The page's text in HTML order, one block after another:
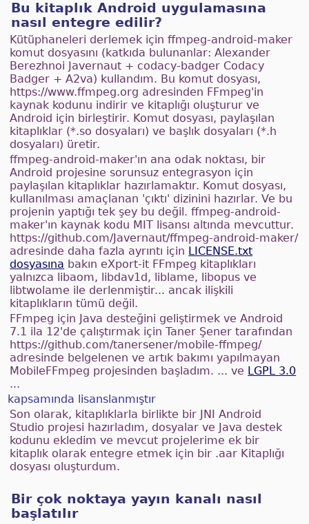
Bu kitaplık Android uygulamasına
nasıl entegre edilir?
Kütüphaneleri derlemek için ffmpeg-android-maker
komut dosyasını (katkıda bulunanlar: Alexander
Berezhnoi Javernaut + codacy-badger Codacy
Badger + A2va) kullandım. Bu komut dosyası,
https://www.ffmpeg.org adresinden FFmpeg'in
kaynak kodunu indirir ve kitaplığı oluşturur ve
Android için birleştirir. Komut dosyası, paylaşılan
kitaplıklar (*.so dosyaları) ve başlık dosyaları (*.h
dosyaları) üretir.
ffmpeg-android-maker'ın ana odak noktası, bir
Android projesine sorunsuz entegrasyon için
paylaşılan kitaplıklar hazırlamaktır. Komut dosyası,
kullanılması amaçlanan 'çıktı' dizinini hazırlar. Ve bu
projenin yaptığı tek şey bu değil. ffmpeg-android-
maker'ın kaynak kodu MIT lisansı altında mevcuttur.
https://github.com/Javernaut/ffmpeg-android-maker/
adresinde daha fazla ayrıntı için LICENSE.txt
dosyasına bakın eXport-it FFmpeg kitaplıkları
yalnızca libaom, libdav1d, liblame, libopus ve
libtwolame ile derlenmiştir... ancak ilişkili
kitaplıkların tümü değil.
FFmpeg için Java desteğini geliştirmek ve Android
7.1 ila 12'de çalıştırmak için Taner Şener tarafından
https://github.com/tanersener/mobile-ffmpeg/
adresinde belgelenen ve artık bakımı yapılmayan
MobileFFmpeg projesinden başladım. ... ve LGPL 3.0
...
kapsamında lisanslanmıştır
Son olarak, kitaplıklarla birlikte bir JNI Android
Studio projesi hazırladım, dosyalar ve Java destek
kodunu ekledim ve mevcut projelerime ek bir
kitaplık olarak entegre etmek için bir .aar Kitaplığı
dosyası oluşturdum.
Bir çok noktaya yayın kanalı nasıl
başlatılır